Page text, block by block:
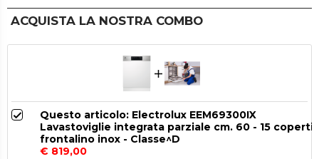
ACQUISTA LA NOSTRA COMBO
Questo articolo: Electrolux EEM69300IX
Lavastoviglie integrata parziale cm. 60 - 15 coperti
frontalino inox - Classe^D
€ 819,00